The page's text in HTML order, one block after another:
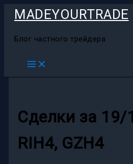
Перейти
содержимому
MADEYOURTRADE
Блог частного трейдера
Сделки за 19/
RIH4, GZH4